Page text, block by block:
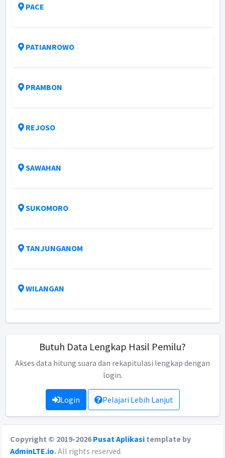
PACE
PATIANROWO
PRAMBON
REJOSO
SAWAHAN
SUKOMORO
TANJUNGANOM
WILANGAN
Butuh Data Lengkap Hasil Pemilu?
Akses data hitung suara dan rekapitulasi lengkap dengan
login.
Login Pelajari Lebih Lanjut
Copyright © 2019-2026Pusat Aplikasi template by
AdminLTE.io.All rights reserved.